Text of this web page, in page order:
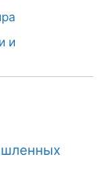
и